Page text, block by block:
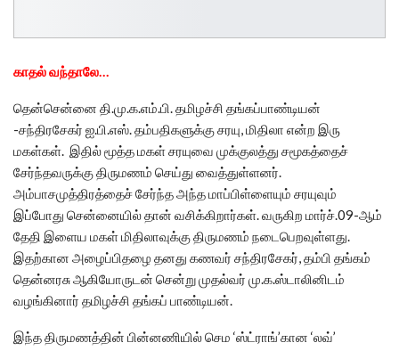
காதல் வந்தாலே…
தென்சென்னை தி.மு.க.எம்.பி. தமிழச்சி தங்கப்பாண்டியன்
-சந்திரசேகர் ஐ.பி.எஸ். தம்பதிகளுக்கு சரயு, மிதிலா என்ற இரு
மகள்கள். இதில் மூத்த மகள் சரயுவை முக்குலத்து சமூகத்தைச்
சேர்ந்தவருக்கு திருமணம் செய்து வைத்துள்ளனர்.
அம்பாசமுத்திரத்தைச் சேர்ந்த அந்த மாப்பிள்ளையும் சரயுவும்
இப்போது சென்னையில் தான் வசிக்கிறார்கள். வருகிற மார்ச்.09-ஆம்
தேதி இளைய மகள் மிதிலாவுக்கு திருமணம் நடைபெறவுள்ளது.
இதற்கான அழைப்பிதழை தனது கணவர் சந்திரசேகர், தம்பி தங்கம்
தென்னரசு ஆகியோருடன் சென்று முதல்வர் மு.க.ஸ்டாலினிடம்
வழங்கினார் தமிழச்சி தங்கப் பாண்டியன்.
இந்த திருமணத்தின் பின்னணியில் செம ‘ஸ்ட்ராங்’கான ‘லவ்’